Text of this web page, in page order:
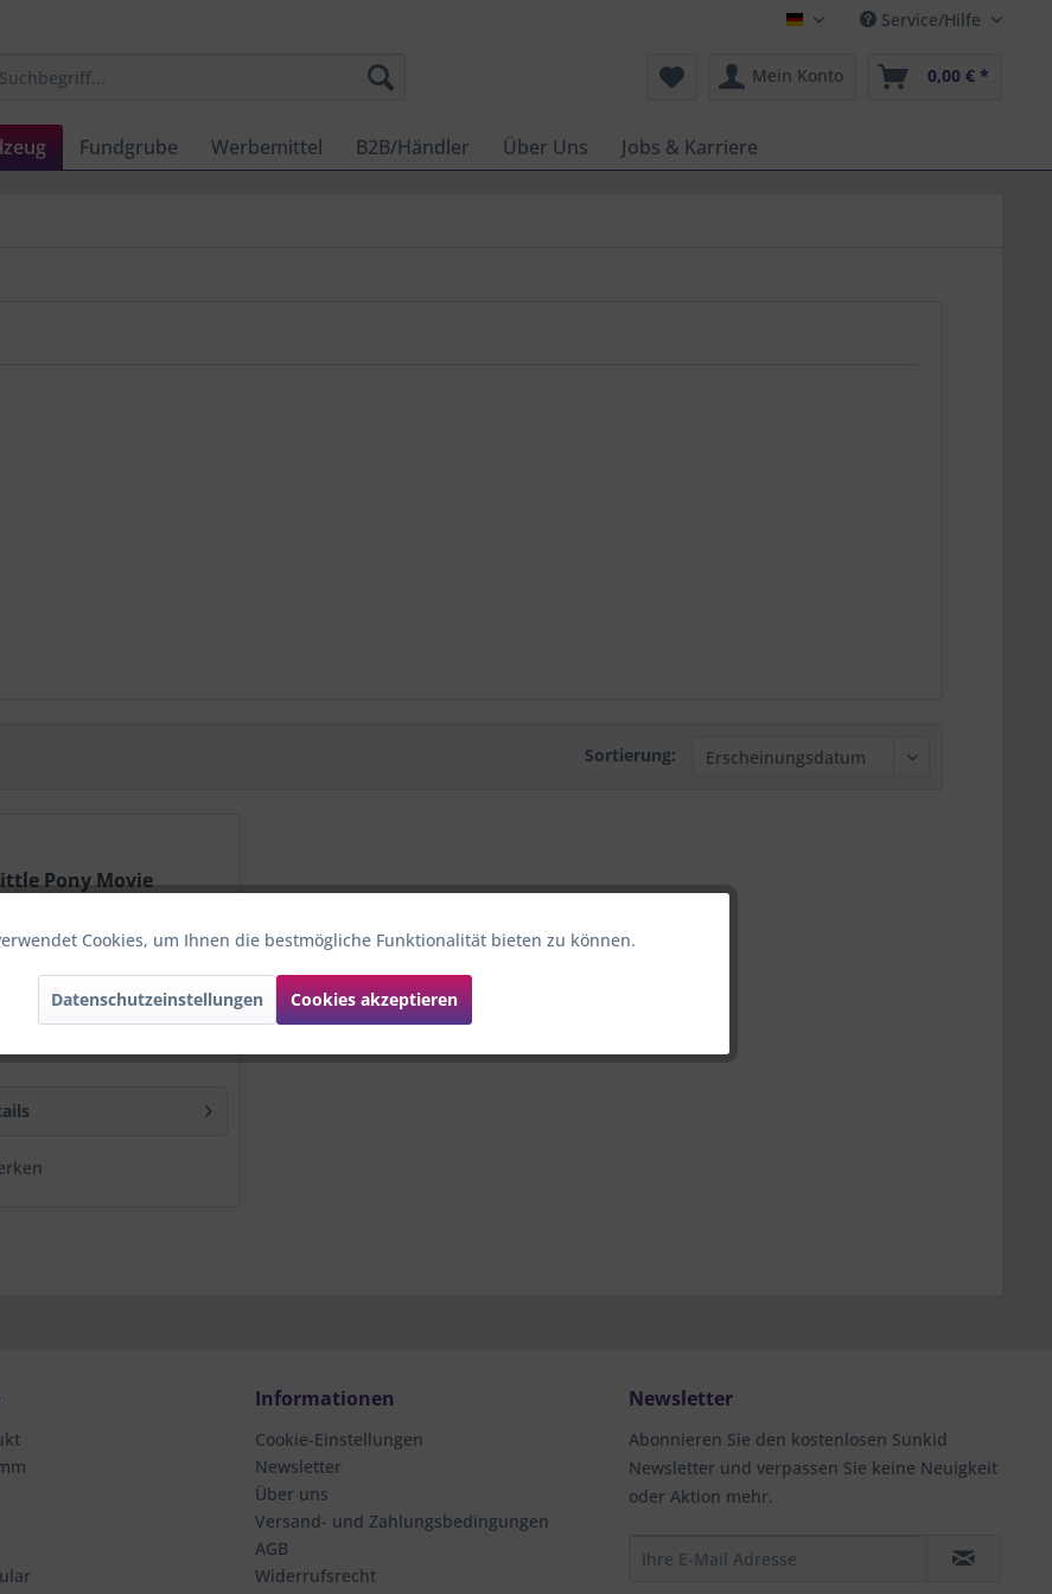
Deutsch Service/Hilfe
Mein Konto 0,00 € *
Fundgrube Werbemittel B2B/Händler Über Uns Jobs & Karriere
Sortierung:
Pony Movie
Informationen
Cookie-Einstellungen
Newsletter
Über uns
Versand- und Zahlungsbedingungen
AGB
Widerrufsrecht
Newsletter
Abonnieren Sie den kostenlosen Sunkid
Newsletter und verpassen Sie keine Neuigkeit
oder Aktion mehr.
Aktiv
Cookies, um Ihnen die bestmögliche Funktionalität bieten zu können.
Datenschutzeinstellungen Cookies akzeptieren